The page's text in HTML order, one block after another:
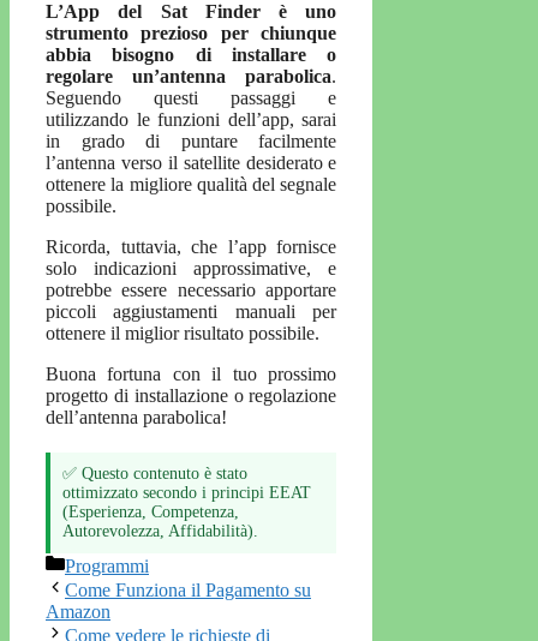
L’App del Sat Finder è uno
strumento prezioso per chiunque
abbia bisogno di installare o
regolare un’antenna parabolica.
Seguendo questi passaggi e
utilizzando le funzioni dell’app, sarai
in grado di puntare facilmente
l’antenna verso il satellite desiderato e
ottenere la migliore qualità del segnale
possibile.
Ricorda, tuttavia, che l’app fornisce
solo indicazioni approssimative, e
potrebbe essere necessario apportare
piccoli aggiustamenti manuali per
ottenere il miglior risultato possibile.
Buona fortuna con il tuo prossimo
progetto di installazione o regolazione
dell’antenna parabolica!
✅ Questo contenuto è stato
ottimizzato secondo i principi EEAT
(Esperienza, Competenza,
Autorevolezza, Affidabilità).
Categorie
Programmi
Come Funziona il Pagamento su
Amazon
Come vedere le richieste di